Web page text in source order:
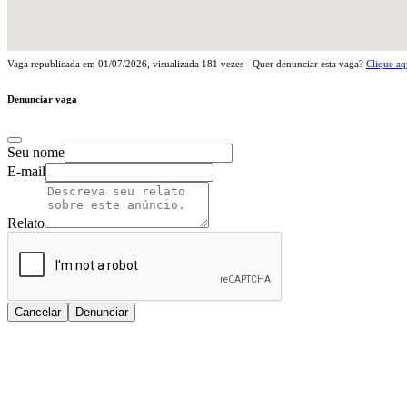
Vaga republicada em 01/07/2026 , visualizada 181 vezes - Quer denunciar esta vaga? Clique
Denunciar vaga
Seu nome
E-mail
Relato
Cancelar Denunciar